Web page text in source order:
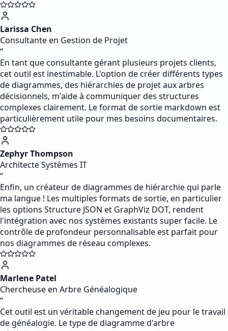
Larissa Chen
Consultante en Gestion de Projet
“
En tant que consultante gérant plusieurs projets clients,
cet outil est inestimable. L'option de créer différents types
de diagrammes, des hiérarchies de projet aux arbres
décisionnels, m'aide à communiquer des structures
complexes clairement. Le format de sortie markdown est
particulièrement utile pour mes besoins documentaires.
Zephyr Thompson
Architecte Systèmes IT
“
Enfin, un créateur de diagrammes de hiérarchie qui parle
ma langue ! Les multiples formats de sortie, en particulier
les options Structure JSON et GraphViz DOT, rendent
l'intégration avec nos systèmes existants super facile. Le
contrôle de profondeur personnalisable est parfait pour
nos diagrammes de réseau complexes.
Marlene Patel
Chercheuse en Arbre Généalogique
“
Cet outil est un véritable changement de jeu pour le travail
de généalogie. Le type de diagramme d'arbre